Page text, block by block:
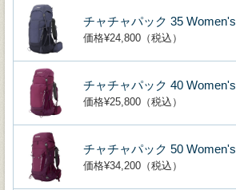
チャチャパック 35 Women's
価格¥24,800（税込）
チャチャパック 40 Women's
価格¥25,800（税込）
チャチャパック 50 Women's
価格¥34,200（税込）